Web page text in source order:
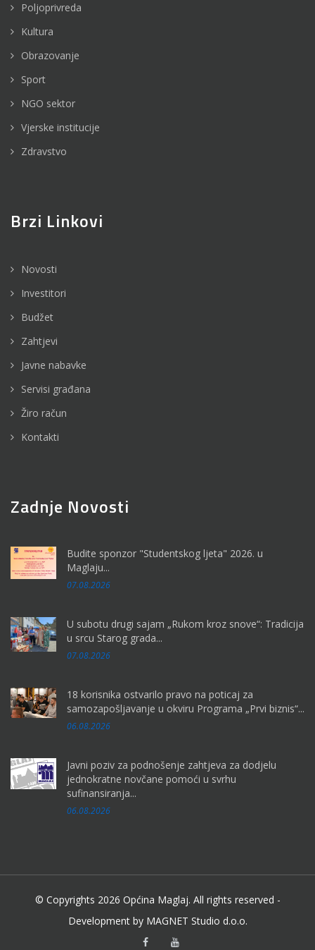
Poljoprivreda
Kultura
Obrazovanje
Sport
NGO sektor
Vjerske institucije
Zdravstvo
Brzi Linkovi
Novosti
Investitori
Budžet
Zahtjevi
Javne nabavke
Servisi građana
Žiro račun
Kontakti
Zadnje Novosti
Budite sponzor "Studentskog ljeta" 2026. u
Maglaju...
07.08.2026
U subotu drugi sajam „Rukom kroz snove“: Tradicija
u srcu Starog grada...
07.08.2026
18 korisnika ostvarilo pravo na poticaj za
samozapošljavanje u okviru Programa „Prvi biznis“...
06.08.2026
Javni poziv za podnošenje zahtjeva za dodjelu
jednokratne novčane pomoći u svrhu
sufinansiranja...
06.08.2026
© Copyrights 2026 Općina Maglaj. All rights reserved -
Development by MAGNET Studio d.o.o.